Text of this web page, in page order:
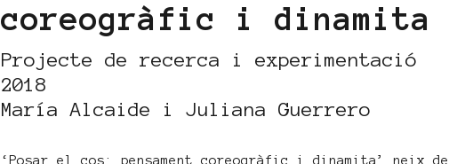
coreogràfic i dinamita
Projecte de recerca i experimentació
2018
María Alcaide i Juliana Guerrero
‘Posar el cos: pensament coreogràfic i dinamita’ neix de